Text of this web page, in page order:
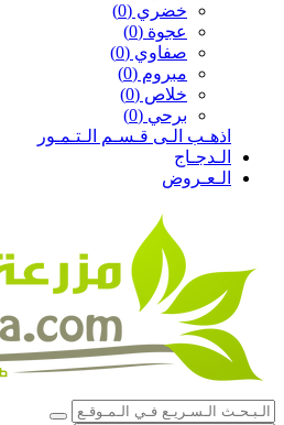
خضري (0)
عجوة (0)
صفاوي (0)
مبروم (0)
خلاص (0)
برحي (0)
اذهـب الـى قـسـم الـتـمـور
الـدجـاج
الـعـروض